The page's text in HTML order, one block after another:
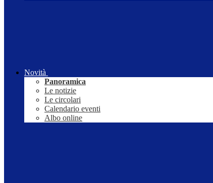
Novità
Panoramica
Le notizie
Le circolari
Calendario eventi
Albo online